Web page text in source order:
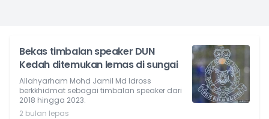
Bekas timbalan speaker DUN
Kedah ditemukan lemas di sungai
Allahyarham Mohd Jamil Md Idross
berkkhidmat sebagai timbalan speaker dari
2018 hingga 2023.
2 bulan lepas